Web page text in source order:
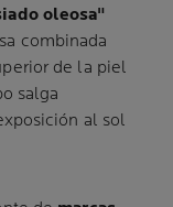
oleosa"
combinada
de la piel
salga
al sol